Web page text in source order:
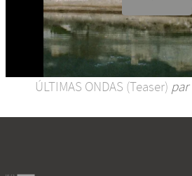
ÚLTIMAS ONDAS (Teaser) par